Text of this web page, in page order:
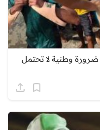
وطنية لا تحتمل